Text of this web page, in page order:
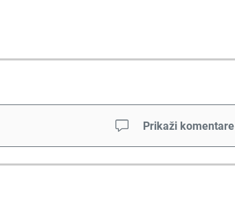
Prikaži komentare